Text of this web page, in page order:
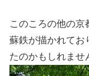
このころの他の京
蘇鉄が描かれてお
たのかもしれませ